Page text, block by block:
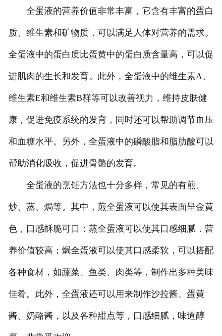
全蛋液的营养价值非常丰富，它含有丰富的蛋白
质、维生素和矿物质，可以满足人体对营养的需求。
全蛋液中的蛋白质比蛋黄中的蛋白质含量高，可以促
进肌肉的生长和发育。此外，全蛋液中的维生素A、
维生素E和维生素B群等可以改善视力，维持皮肤健
康，促进免疫系统的发育，同时还可以帮助调节血压
和血糖水平。另外，全蛋液中的磷酸脂和脂肪酸可以
帮助消化吸收，促进骨骼的发育。
全蛋液的烹饪方法也十分多样，常见的有煎、
炒、蒸、焗等。其中，煎全蛋液可以使其表面呈金黄
色，口感酥脆可口；蒸全蛋液可以使其口感细腻，营
养价值较高；焗全蛋液可以使其口感柔软，可以搭配
各种食材，如蔬菜、鱼类、肉类等，制作出多种美味
佳肴。此外，全蛋液还可以用来制作沙拉酱、蛋黄
酱、奶酪酱，以及各种甜点等，口感细腻，味道醇